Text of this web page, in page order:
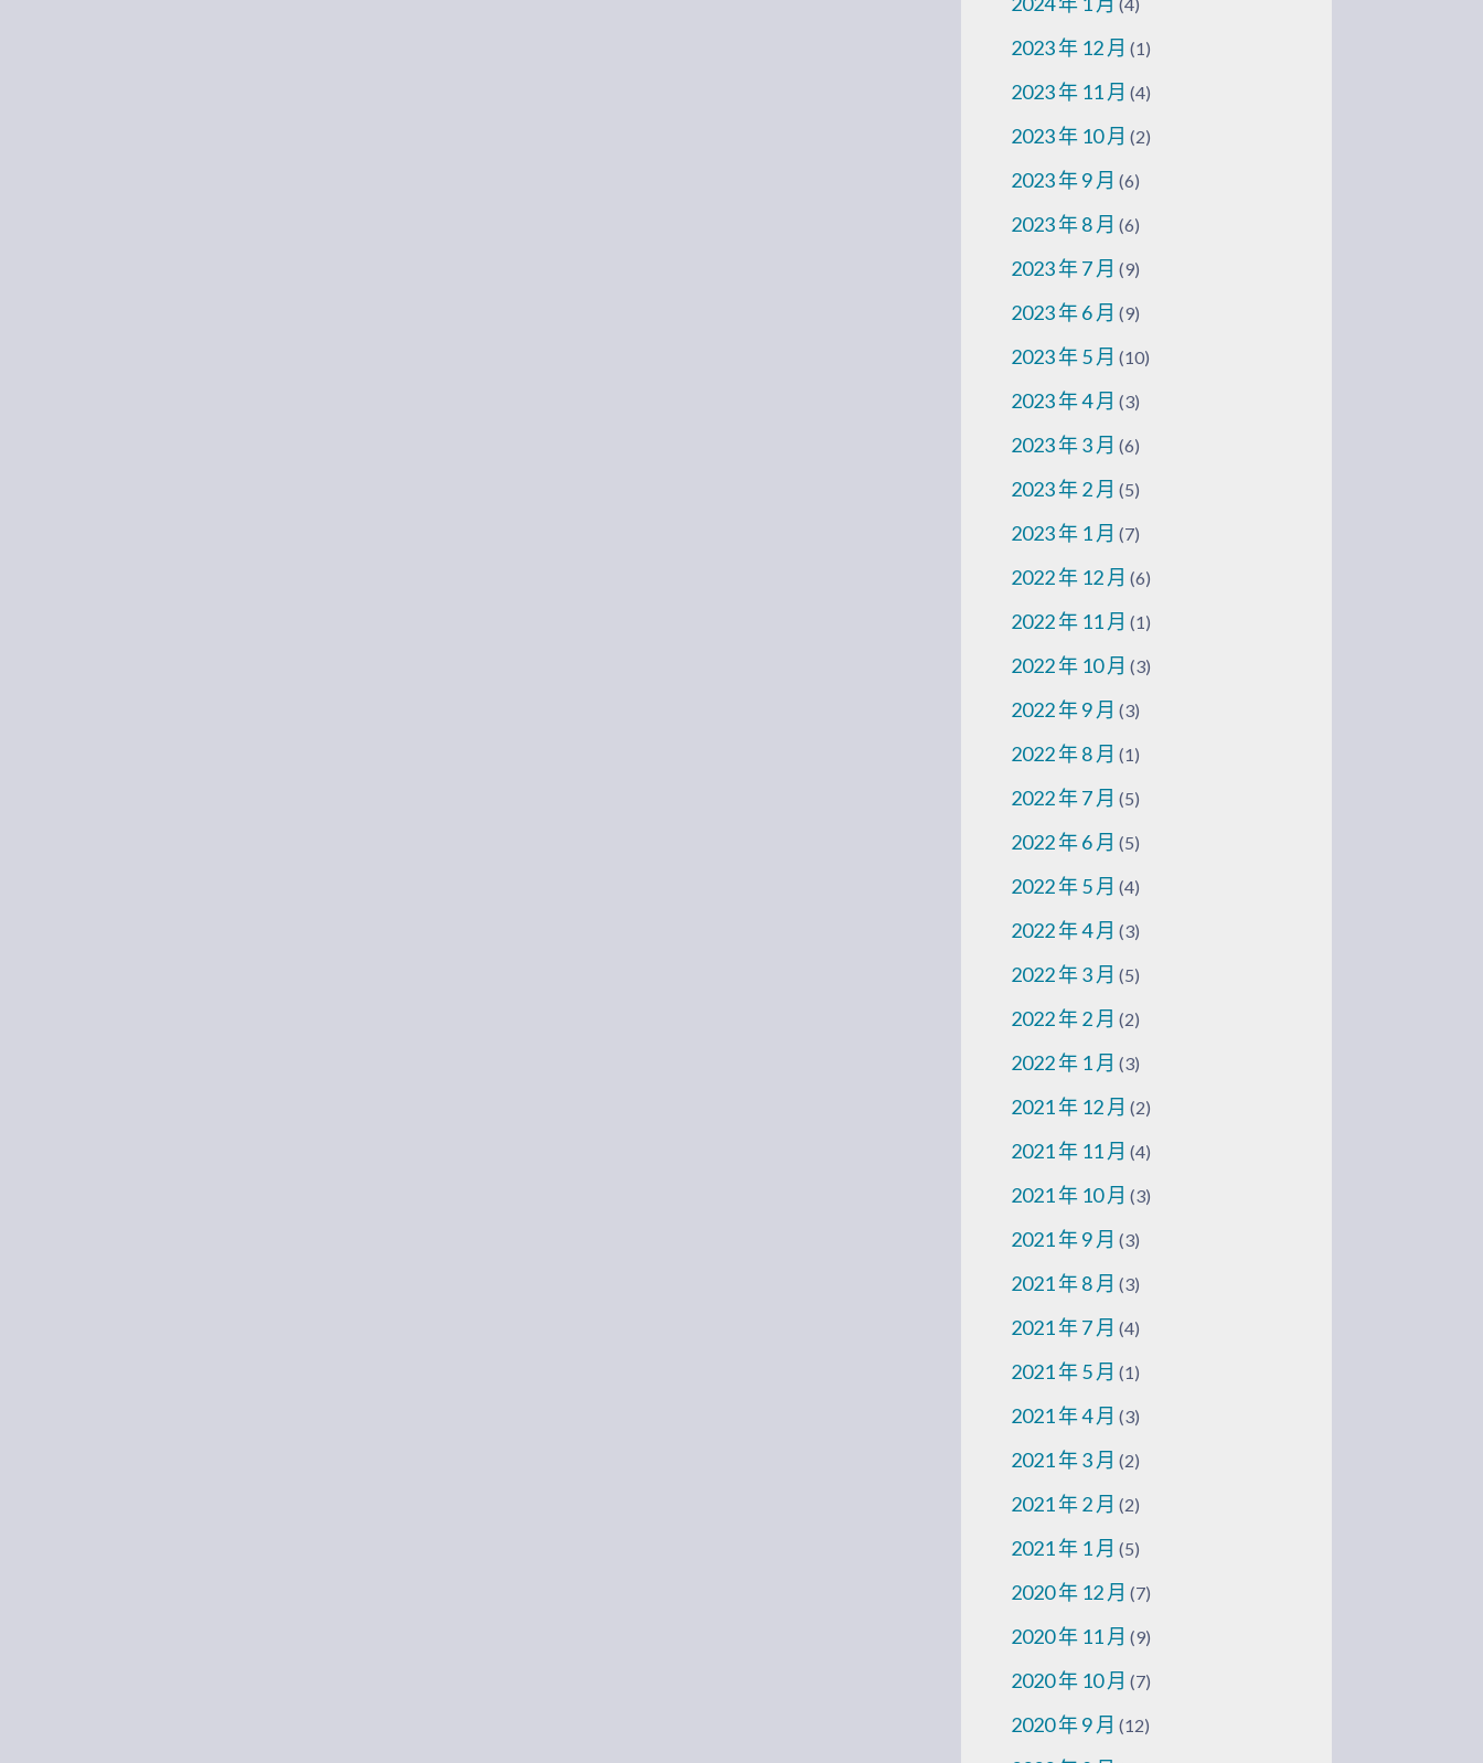
2023 年 12 月 (1)
2023 年 11 月 (4)
2023 年 10 月 (2)
2023 年 9 月 (6)
2023 年 8 月 (6)
2023 年 7 月 (9)
2023 年 6 月 (9)
2023 年 5 月 (10)
2023 年 4 月 (3)
2023 年 3 月 (6)
2023 年 2 月 (5)
2023 年 1 月 (7)
2022 年 12 月 (6)
2022 年 11 月 (1)
2022 年 10 月 (3)
2022 年 9 月 (3)
2022 年 8 月 (1)
2022 年 7 月 (5)
2022 年 6 月 (5)
2022 年 5 月 (4)
2022 年 4 月 (3)
2022 年 3 月 (5)
2022 年 2 月 (2)
2022 年 1 月 (3)
2021 年 12 月 (2)
2021 年 11 月 (4)
2021 年 10 月 (3)
2021 年 9 月 (3)
2021 年 8 月 (3)
2021 年 7 月 (4)
2021 年 5 月 (1)
2021 年 4 月 (3)
2021 年 3 月 (2)
2021 年 2 月 (2)
2021 年 1 月 (5)
2020 年 12 月 (7)
2020 年 11 月 (9)
2020 年 10 月 (7)
2020 年 9 月 (12)